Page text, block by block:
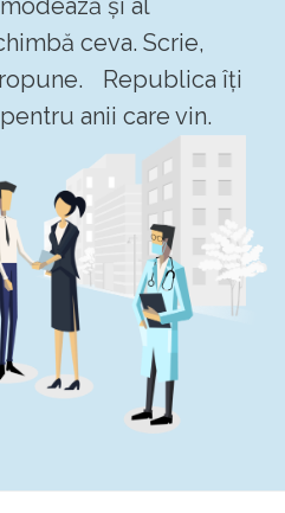
și al
ceva. Scrie,
Republica îți
anii care vin.